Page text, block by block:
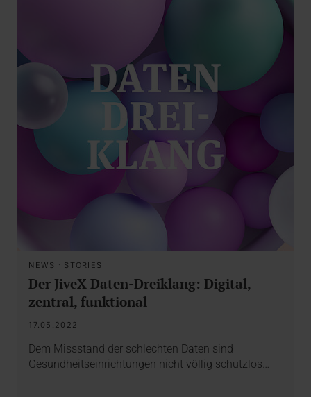
NEWS · STORIES
Der JiveX Daten-Dreiklang: Digital,
zentral, funktional
17.05.2022
Dem Missstand der schlechten Daten sind
Gesundheitseinrichtungen nicht völlig schutzlos…